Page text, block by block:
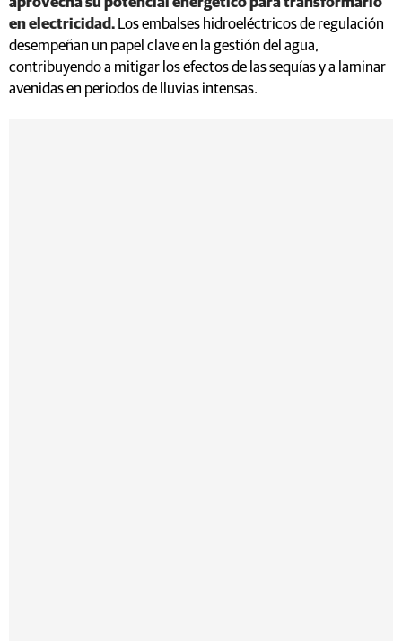
en electricidad. Los embalses hidroeléctricos de regulación
desempeñan un papel clave en la gestión del agua,
contribuyendo a mitigar los efectos de las sequías y a laminar
avenidas en periodos de lluvias intensas.